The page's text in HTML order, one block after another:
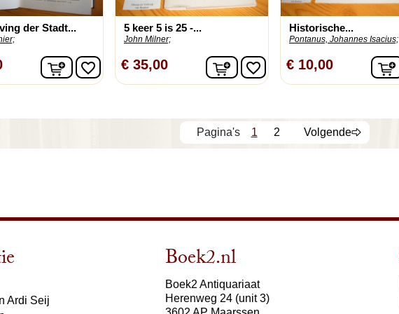
der Stadt...
In winkelwagen
favorite_border
5 keer 5 is 25 -...
John Milner;
€ 35,00 In winkelwagen
favorite_border
Historische...
Pontanus, Johannes Isacius;
€ 10,00
1 2 Volgende
Ardi Seij
Boek2.nl
Boek2 Antiquariaat
Herenweg 24 (unit 3)